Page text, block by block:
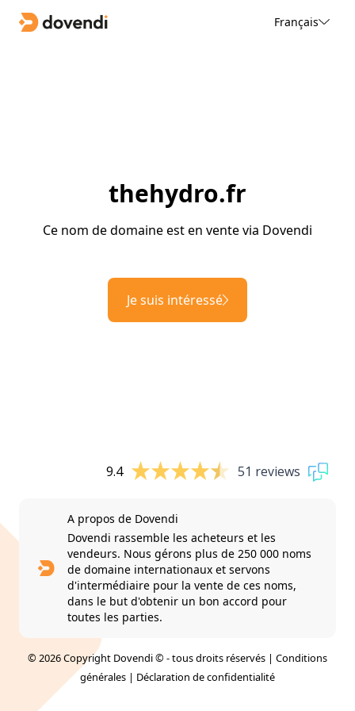
Français
thehydro.fr
Ce nom de domaine est en vente via Dovendi
Je suis intéressé
9.4 51 reviews
A propos de Dovendi
Dovendi rassemble les acheteurs et les
vendeurs. Nous gérons plus de 250 000 noms
de domaine internationaux et servons
d'intermédiaire pour la vente de ces noms,
dans le but d'obtenir un bon accord pour
toutes les parties.
© 2026 Copyright Dovendi © - tous droits réservés | Conditions
générales | Déclaration de confidentialité